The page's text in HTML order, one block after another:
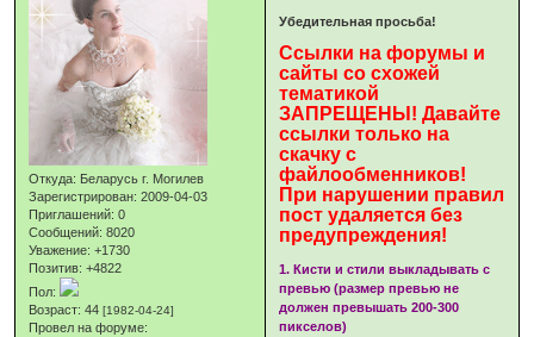
Откуда: Беларусь г. Могилев
Зарегистрирован: 2009-04-03
Приглашений: 0
Сообщений: 8020
Уважение: +1730
Позитив: +4822
Пол:
Возраст: 44[1982-04-24]
Провел на форуме:
Убедительная просьба!
Ссылки на форумы и
сайты со схожей
тематикой
ЗАПРЕЩЕНЫ! Давайте
ссылки только на
скачку с
файлообменников!
При нарушении правил
пост удаляется без
предупреждения!
1. Кисти и стили выкладывать с
превью (размер превью не
должен превышать 200-300
пикселов)